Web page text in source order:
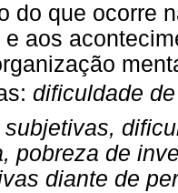
do que ocorre
aos
dificuldade
pobreza de
diante de